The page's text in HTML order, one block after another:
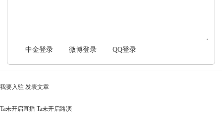
中金登录 微博登录 QQ登录
我要入驻 发表文章
Ta未开启直播 Ta未开启路演